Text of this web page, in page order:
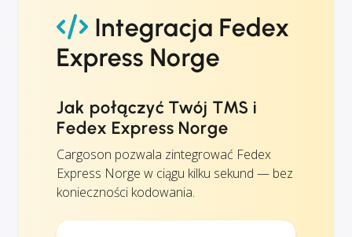
Integracja Fedex
Express Norge
Jak połączyć Twój TMS i
Fedex Express Norge
Cargoson pozwala zintegrować Fedex
Express Norge w ciągu kilku sekund — bez
konieczności kodowania.